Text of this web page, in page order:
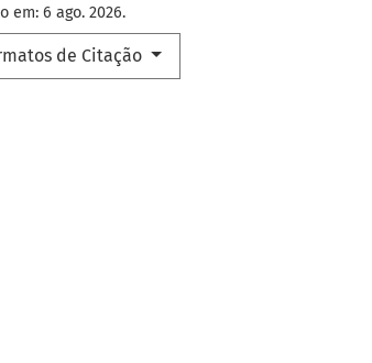
em: 6 ago. 2026.
de Citação